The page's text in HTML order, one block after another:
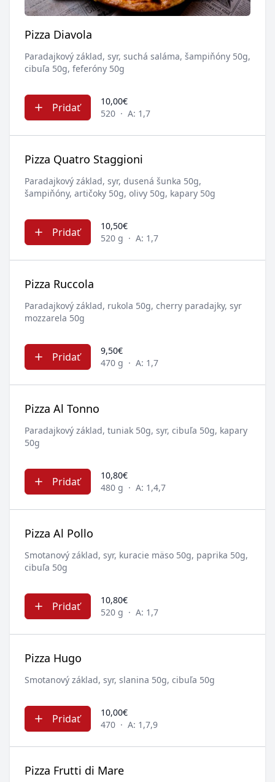
Pizza Diavola
Paradajkový základ, syr, suchá saláma, šampiňóny 50g,
cibuľa 50g, feferóny 50g
Pridať
10,00€
520 · A: 1,7
Pizza Quatro Staggioni
Paradajkový základ, syr, dusená šunka 50g,
šampiňóny, artičoky 50g, olivy 50g, kapary 50g
Pridať
10,50€
520 g · A: 1,7
Pizza Ruccola
Paradajkový základ, rukola 50g, cherry paradajky, syr
mozzarela 50g
Pridať
9,50€
470 g · A: 1,7
Pizza Al Tonno
Paradajkový základ, tuniak 50g, syr, cibuľa 50g, kapary
50g
Pridať
10,80€
480 g · A: 1,4,7
Pizza Al Pollo
Smotanový základ, syr, kuracie mäso 50g, paprika 50g,
cibuľa 50g
Pridať
10,80€
520 g · A: 1,7
Pizza Hugo
Smotanový základ, syr, slanina 50g, cibuľa 50g
Pridať
10,00€
470 · A: 1,7,9
Pizza Frutti di Mare